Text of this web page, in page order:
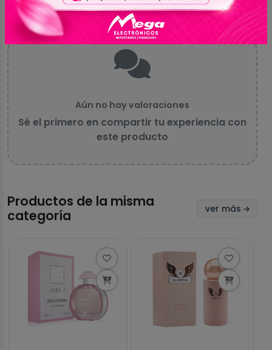
Aún no hay valoraciones
Sé el primero en compartir tu experiencia con
este producto
Productos de la misma
categoría
ver más